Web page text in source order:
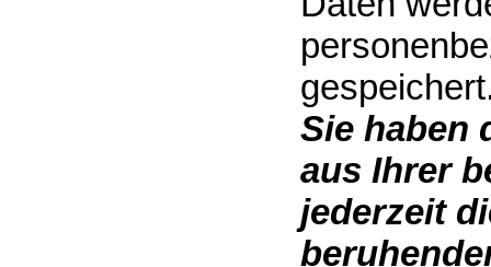
Sie haben
aus Ihrer
jederzeit